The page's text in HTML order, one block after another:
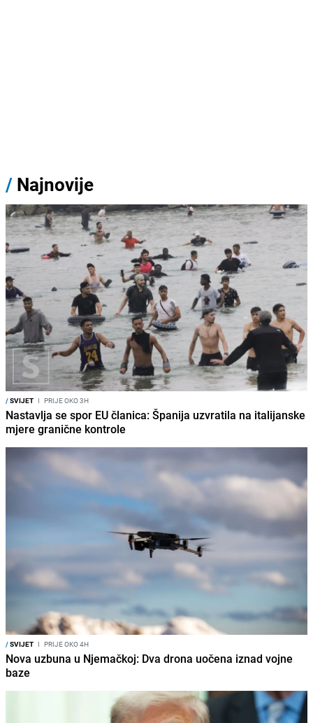
/ Najnovije
/SVIJET I PRIJE OKO 3H
Nastavlja se spor EU članica: Španija uzvratila na italijanske
mjere granične kontrole
/SVIJET I PRIJE OKO 4H
Nova uzbuna u Njemačkoj: Dva drona uočena iznad vojne
baze